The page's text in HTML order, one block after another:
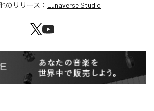
のリリース： Lunaverse Studio